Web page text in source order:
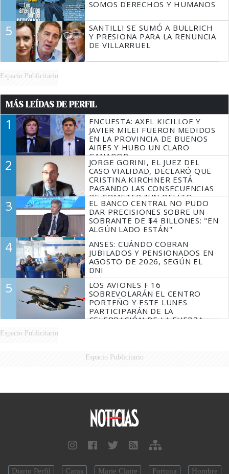
SOMOS DERECHOS Y HUMANOS
5
SANTILLI SE SUMÓ A BULLRICH
Y PRESIONA PARA LA RENUNCIA
DE VILLARRUEL
Espacio Publicitario
MÁS LEÍDAS DE PERFIL
1
ENCUESTA: AXEL KICILLOF Y
JAVIER MILEI FUERON MEDIDOS
EN LA PROVINCIA DE BUENOS
AIRES Y HUBO UN CLARO
GANADOR
2
JORGE GORINI, EL JUEZ DEL
CASO VIALIDAD, DECLARÓ QUE
CRISTINA KIRCHNER ESTÁ
PAGANDO LAS CONSECUENCIAS
DE COMETER "UN DELITO
COMPROBADO"
3
EL BANCO CENTRAL NO PUDO
DAR PRECISIONES SOBRE UN
SOBRANTE DE $4 BILLONES: "EN
ALGÚN LADO ESTÁN"
4
ANSES: CUÁNDO COBRAN
JUBILADOS Y PENSIONADOS EN
AGOSTO DE 2026, SEGÚN EL
DNI
5
LOS AVIONES F 16
SOBREVOLARÁN EL CENTRO
PORTEÑO Y ESTE LUNES
PARTICIPARÁN DE LA
CELEBRACIÓN DE LA FUERZA
Espacio Publicitario
Espacio Publicitario
Diario Perfil Caras Marie Claire Fortuna Hombre